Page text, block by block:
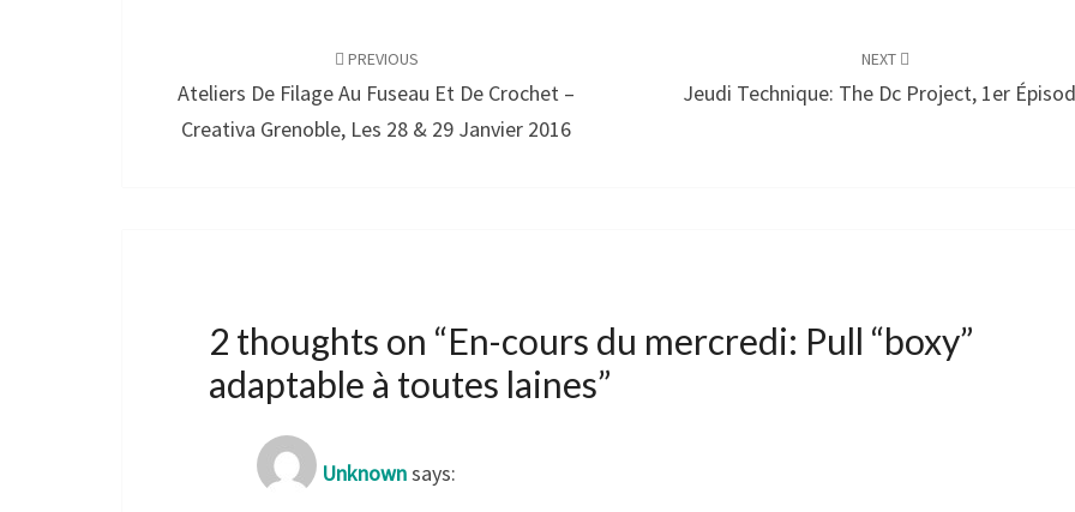
PREVIOUS
Ateliers De Filage Au Fuseau Et De Crochet –
Creativa Grenoble, Les 28 & 29 Janvier 2016
NEXT
Jeudi Technique: The Dc Project, 1er
2 thoughts on “En-cours du mercredi: Pull “boxy”
adaptable à toutes laines”
Unknownsays: